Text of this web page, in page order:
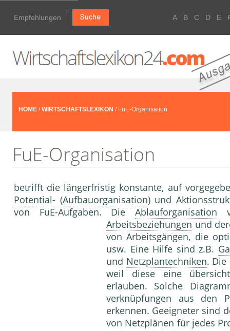
Empfehlungen A B C D E
HOME /WIRTSCHAFTSLEXIKON / FuE-Organisation
FuE-Organisation
betrifft die längerfristig konstante, auf
Potential- (Aufbauorganisation) und
von FuE-Aufgaben. Die Ablauforganisation
Arbeitsbeziehungen und
von Arbeitsgängen, die
usw. Eine Hilfe sind z.B.
und Netzplantechniken. Die
weil diese eine
erlauben. Solche
verknüpfungen aus den
erkennen. Geeigneter sind
von Netzplänen für jedes